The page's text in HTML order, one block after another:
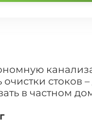
стоков
в частном